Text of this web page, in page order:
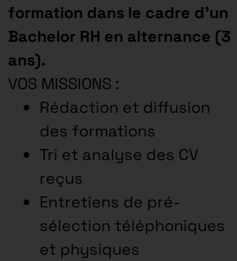
formation dans le cadre d’un
Bachelor RH en alternance (3
ans).
VOS MISSIONS :
Rédaction et diffusion
des formations
Tri et analyse des CV
reçus
Entretiens de pré-
sélection téléphoniques
et physiques